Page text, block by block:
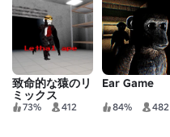
致命的な猿のリ
ミックス
73% 412
Ear Game
84% 482